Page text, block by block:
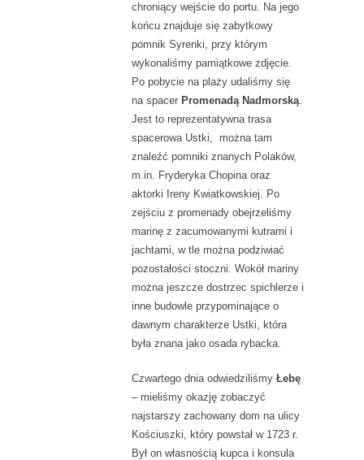
chroniący wejście do portu. Na jego
końcu znajduje się zabytkowy
pomnik Syrenki, przy którym
wykonaliśmy pamiątkowe zdjęcie.
Po pobycie na plaży udaliśmy się
na spacer Promenadą Nadmorską.
Jest to reprezentatywna trasa
spacerowa Ustki, można tam
znaleźć pomniki znanych Polaków,
m.in. Fryderyka Chopina oraz
aktorki Ireny Kwiatkowskiej. Po
zejściu z promenady obejrzeliśmy
marinę z zacumowanymi kutrami i
jachtami, w tle można podziwiać
pozostałości stoczni. Wokół mariny
można jeszcze dostrzec spichlerze i
inne budowle przypominające o
dawnym charakterze Ustki, która
była znana jako osada rybacka.
Czwartego dnia odwiedziliśmy Łebę
– mieliśmy okazję zobaczyć
najstarszy zachowany dom na ulicy
Kościuszki, który powstał w 1723 r.
Był on własnością kupca i konsula